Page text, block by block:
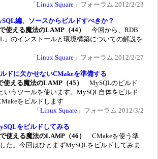
「 Linux Square 」フォーラム 2012/2/23
編、ソースからビルドすべきか？
使える魔法のLAMP（44）
今回から、RDB
」のインストールと環境構築についての解説を
「 Linux Square 」フォーラム 2012/2/27
ドに欠かせないCMakeを準備する
使える魔法のLAMP（45）
MySQLのビルド
いうツールを使います。MySQL自体をビルド
をビルドします
「 Linux Square 」フォーラム 2012/3/2
をビルドしてみる
使える魔法のLAMP（46）
CMakeを使う準
た。今回はひとまずMySQLをビルドしてみま